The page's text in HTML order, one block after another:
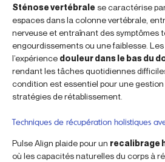
Sténose vertébrale se caractérise
espaces dans la colonne vertébrale,
nerveuse et entraînant des symptômes
engourdissements ou une faiblesse.
l’expérience douleur dans le bas du
rendant les tâches quotidiennes
condition est essentiel pour une
stratégies de rétablissement.
Techniques de récupération holistiques
Pulse Align plaide pour un recalibrage
où les capacités naturelles du corps à